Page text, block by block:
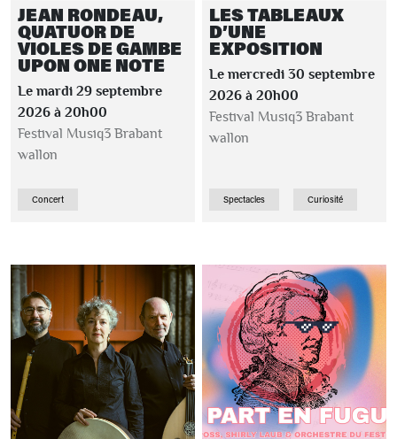
JEAN RONDEAU,
QUATUOR DE
VIOLES DE GAMBE
UPON ONE NOTE
Le mardi 29 septembre
2026 à 20h00
Festival Musiq3 Brabant
wallon
Concert
LES TABLEAUX
D’UNE
EXPOSITION
Le mercredi 30 septembre
2026 à 20h00
Festival Musiq3 Brabant
wallon
Spectacles Curiosité